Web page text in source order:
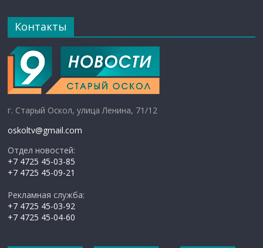
Контакты
г. Старый Оскол, улица Ленина, 71/12
oskoltv@gmail.com
Отдел новостей:
+7 4725 45-03-85
+7 4725 45-09-21
Рекламная служба:
+7 4725 45-03-92
+7 4725 45-04-60